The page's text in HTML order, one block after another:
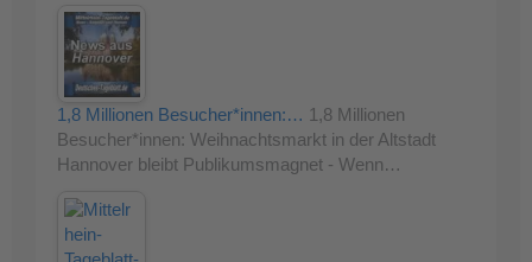
1,8 Millionen Besucher*innen:… 1,8 Millionen
Besucher*innen: Weihnachtsmarkt in der Altstadt
Hannover bleibt Publikumsmagnet - Wenn…